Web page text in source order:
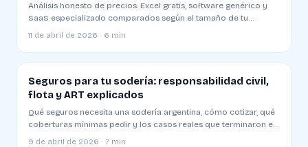
Análisis honesto de precios: Excel gratis, software genérico y
SaaS especializado comparados según el tamaño de tu
sodería
11 de abril de 2026 · 6 min
Seguros para tu sodería: responsabilidad civil,
flota y ART explicados
Qué seguros necesita una sodería argentina, cómo cotizar, qué
coberturas mínimas pedir y los casos reales que terminaron en
juicio
9 de abril de 2026 · 7 min